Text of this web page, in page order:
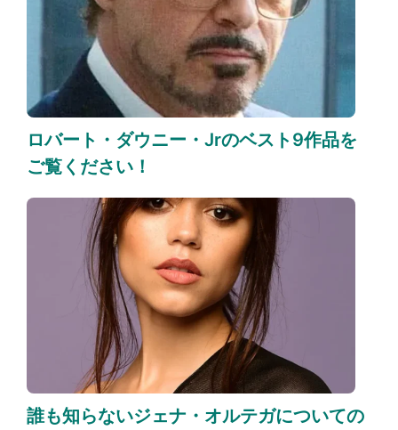
ロバート・ダウニー・Jrのベスト9作品を
ご覧ください！
誰も知らないジェナ・オルテガについての